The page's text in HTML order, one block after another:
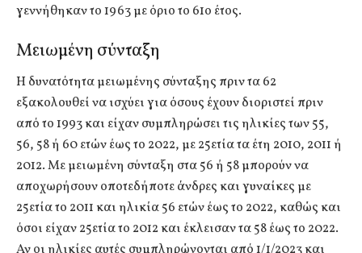
γεννήθηκαν το 1963 με όριο το 61ο έτος.
Μειωμένη σύνταξη
Η δυνατότητα μειωμένης σύνταξης πριν τα 62
εξακολουθεί να ισχύει για όσους έχουν διοριστεί πριν
από το 1993 και είχαν συμπληρώσει τις ηλικίες των 55,
56, 58 ή 60 ετών έως το 2022, με 25ετία τα έτη 2010, 2011 ή
2012. Με μειωμένη σύνταξη στα 56 ή 58 μπορούν να
αποχωρήσουν οποτεδήποτε άνδρες και γυναίκες με
25ετία το 2011 και ηλικία 56 ετών έως το 2022, καθώς και
όσοι είχαν 25ετία το 2012 και έκλεισαν τα 58 έως το 2022.